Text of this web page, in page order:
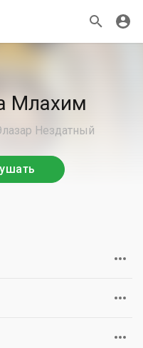
Млахим
Нездатный